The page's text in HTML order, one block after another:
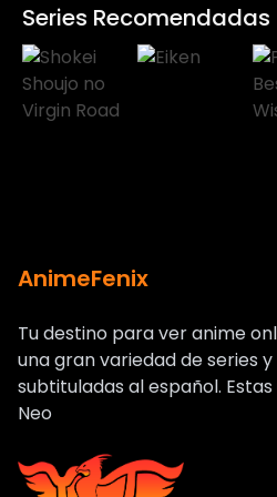
Series Recomendadas
AnimeFenix
Tu destino para ver anime
una gran variedad de series
subtituladas al español.
Neo